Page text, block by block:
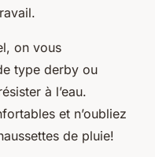
on vous
type derby ou
à l’eau.
et n’oubliez
de pluie!